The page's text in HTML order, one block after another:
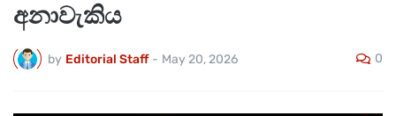
අනාවැකිය
by Editorial Staff - May 20, 2026 0